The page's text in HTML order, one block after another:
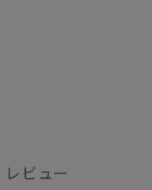
レビュー